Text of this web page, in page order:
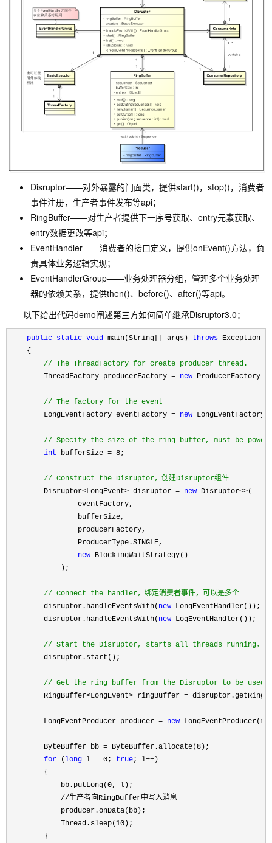
Disruptor——对外暴露的门面类，提供start()，stop()，消费者
事件注册，生产者事件发布等api；
RingBuffer——对生产者提供下一序号获取、entry元素获取、
entry数据更改等api；
EventHandler——消费者的接口定义，提供onEvent()方法，负
责具体业务逻辑实现；
EventHandlerGroup——业务处理器分组，管理多个业务处理
器的依赖关系，提供then()、before()、after()等api。
以下给出代码demo阐述第三方如何简单继承Disruptor3.0：
public static void main(String[] args) throws Exception
    {
// The ThreadFactory for create producer thread.
        ThreadFactory producerFactory =
new
// The factory for the event
        LongEventFactory eventFactory =
new
// Specify the size of the ring buffer, must be
int bufferSize = 8;
// Construct the Disruptor，创建Disruptor组件
        Disruptor<LongEvent> disruptor =
new Disruptor<>(
                eventFactory,
                bufferSize,
                producerFactory,
                ProducerType.SINGLE,
new BlockingWaitStrategy()
            );
// Connect the handler，绑定消费者事件，可以是多个
        disruptor.handleEventsWith(
new LongEventHandler());
        disruptor.handleEventsWith(
new LogEventHandler());
// Start the Disruptor, starts all threads running，启动
        disruptor.start();
// Get the ring buffer from the Disruptor to be used
        RingBuffer<LongEvent> ringBuffer =
        LongEventProducer producer
= new
        ByteBuffer bb
= ByteBuffer.allocate(8);
for ( long l = 0; true; l++)
        {
            bb.putLong(
0, l);
//生产者向RingBuffer中写入消息
            producer.onData(bb);
            Thread.sleep(
10);
        }